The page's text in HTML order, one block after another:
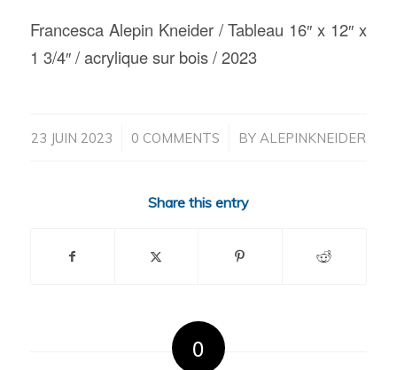
Francesca Alepin Kneider / Tableau 16″ x 12″ x
1 3/4″ / acrylique sur bois / 2023
23 JUIN 2023
/ 0 COMMENTS
/ BY ALEPINKNEIDER
Share this entry
0